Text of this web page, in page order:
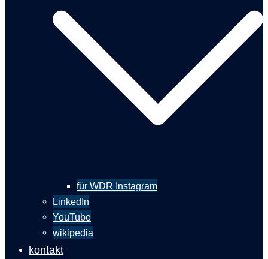
für WDR Instagram
LinkedIn
YouTube
wikipedia
kontakt